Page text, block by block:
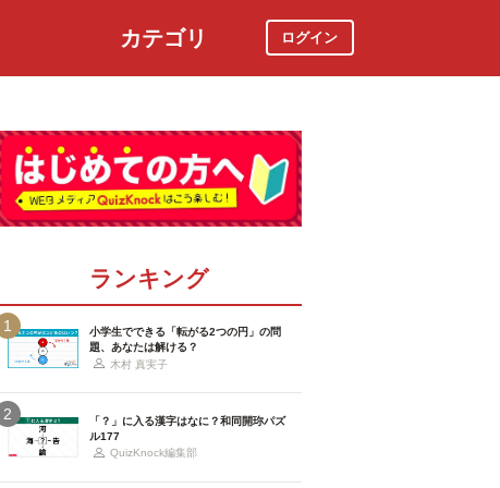
カテゴリ ログイン
ランキング
1
小学生でできる「転がる2つの円」の問
題、あなたは解ける？
木村 真実子
2
「？」に入る漢字はなに？和同開珎パズ
ル177
QuizKnock編集部